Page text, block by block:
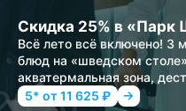
Скидка 25% в
Всё лето всё включено! 3
блюд на «шведском
акватермальная зона,
5* от 11 625 ₽